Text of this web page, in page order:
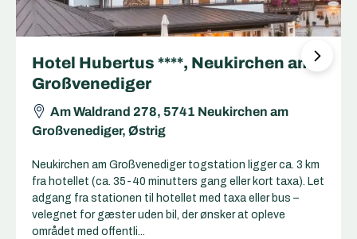
Venediger Lodge ***, Neukirchen am
Großvenediger
Marktstraße 64, 5741 Neukirchen am
Großvenediger, Østrig
Neukirchen am Großvenediger togstation ligger ca. 1 km
fra hotellet (ca. 12-15 minutters gang eller kort taxa). Let
adgang fra stationen til hotellet til fods eller med taxa –
ideelt for gæster uden bil, der ønsker let adgang til tog
og offen...